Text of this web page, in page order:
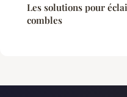
Les solutions pour
combles